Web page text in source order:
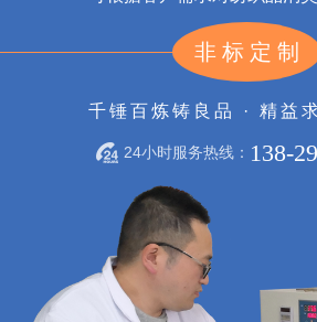
非标定制
千锤百炼铸良品 · 精益
24小时服务热线： 138-